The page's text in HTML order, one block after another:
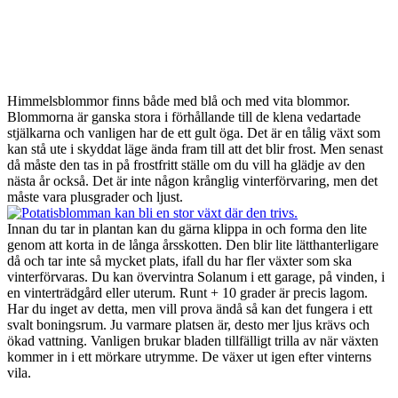
Himmelsblommor finns både med blå och med vita blommor.
Blommorna är ganska stora i förhållande till de klena vedartade
stjälkarna och vanligen har de ett gult öga. Det är en tålig växt som
kan stå ute i skyddat läge ända fram till att det blir frost. Men senast
då måste den tas in på frostfritt ställe om du vill ha glädje av den
nästa år också. Det är inte någon krånglig vinterförvaring, men det
måste vara plusgrader och ljust.
Innan du tar in plantan kan du gärna klippa in och forma den lite
genom att korta in de långa årsskotten. Den blir lite lätthanterligare
då och tar inte så mycket plats, ifall du har fler växter som ska
vinterförvaras. Du kan övervintra Solanum i ett garage, på vinden, i
en vinterträdgård eller uterum. Runt + 10 grader är precis lagom.
Har du inget av detta, men vill prova ändå så kan det fungera i ett
svalt boningsrum. Ju varmare platsen är, desto mer ljus krävs och
ökad vattning. Vanligen brukar bladen tillfälligt trilla av när växten
kommer in i ett mörkare utrymme. De växer ut igen efter vinterns
vila.